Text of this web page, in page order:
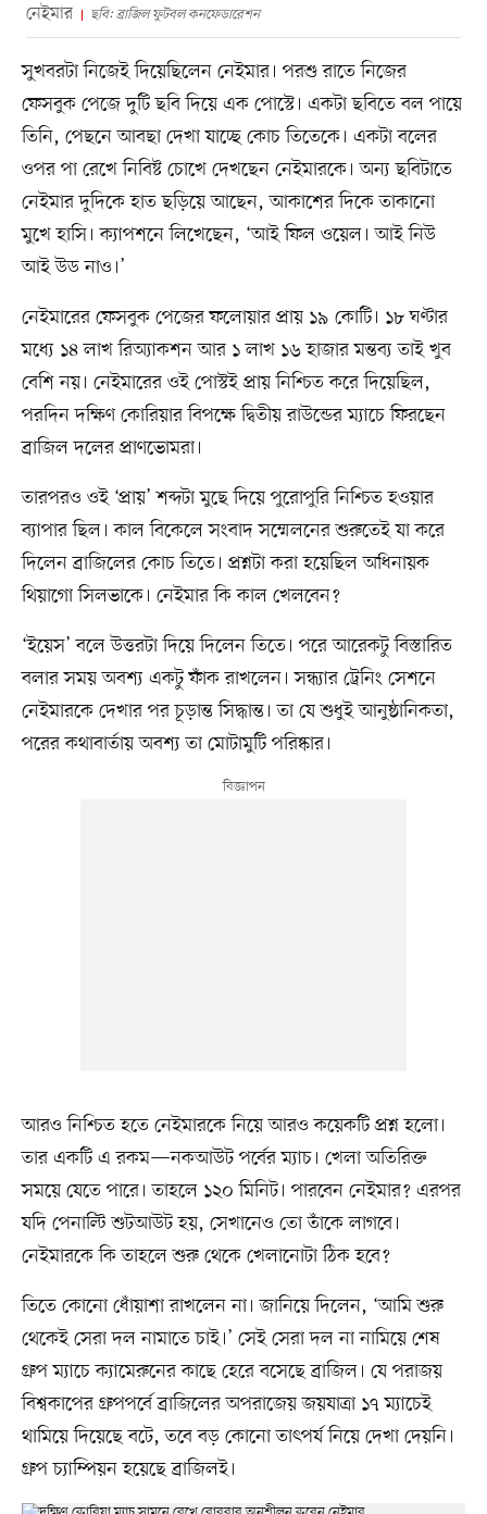
নেইমার ছবি: ব্রাজিল ফুটবল কনফেডারেশন
সুখবরটা নিজেই দিয়েছিলেন নেইমার। পরশু রাতে নিজের
ফেসবুক পেজে দুটি ছবি দিয়ে এক পোস্টে। একটা ছবিতে বল পায়ে
তিনি, পেছনে আবছা দেখা যাচ্ছে কোচ তিতেকে। একটা বলের
ওপর পা রেখে নিবিষ্ট চোখে দেখছেন নেইমারকে। অন্য ছবিটাতে
নেইমার দুদিকে হাত ছড়িয়ে আছেন, আকাশের দিকে তাকানো
মুখে হাসি। ক্যাপশনে লিখেছেন, ‘আই ফিল ওয়েল। আই নিউ
আই উড নাও।‌’
নেইমারের ফেসবুক পেজের ফলোয়ার প্রায় ১৯ কোটি। ১৮ ঘণ্টার
মধ্যে ১৪ লাখ রিঅ্যাকশন আর ১ লাখ ১৬ হাজার মন্তব্য তাই খুব
বেশি নয়। নেইমারের ওই পোস্টই প্রায় নিশ্চিত করে দিয়েছিল,
পরদিন দক্ষিণ কোরিয়ার বিপক্ষে দ্বিতীয় রাউন্ডের ম্যাচে ফিরছেন
ব্রাজিল দলের প্রাণভোমরা।
তারপরও ওই ‌‘প্রায়’ শব্দটা মুছে দিয়ে পুরোপুরি নিশ্চিত হওয়ার
ব্যাপার ছিল। কাল বিকেলে সংবাদ সম্মেলনের শুরুতেই যা করে
দিলেন ব্রাজিলের কোচ তিতে। প্রশ্নটা করা হয়েছিল অধিনায়ক
থিয়াগো সিলভাকে। নেইমার কি কাল খেলবেন?
‌‘ইয়েস’ বলে উত্তরটা দিয়ে দিলেন তিতে। পরে আরেকটু বিস্তারিত
বলার সময় অবশ্য একটু ফাঁক রাখলেন। সন্ধ্যার ট্রেনিং সেশনে
নেইমারকে দেখার পর চূড়ান্ত সিদ্ধান্ত। তা যে শুধুই আনুষ্ঠানিকতা,
পরের কথাবার্তায় অবশ্য তা মোটামুটি পরিষ্কার।
আরও নিশ্চিত হতে নেইমারকে নিয়ে আরও কয়েকটি প্রশ্ন হলো।
তার একটি এ রকম—নকআউট পর্বের ম্যাচ। খেলা অতিরিক্ত
সময়ে যেতে পারে। তাহলে ১২০ মিনিট। পারবেন নেইমার? এরপর
যদি পেনাল্টি শুটআউট হয়, সেখানেও তো তাঁকে লাগবে।
নেইমারকে কি তাহলে শুরু থেকে খেলানোটা ঠিক হবে?
তিতে কোনো ধোঁয়াশা রাখলেন না। জানিয়ে দিলেন, ‌‘আমি শুরু
থেকেই সেরা দল নামাতে চাই।’ সেই সেরা দল না নামিয়ে শেষ
গ্রুপ ম্যাচে ক্যামেরুনের কাছে হেরে বসেছে ব্রাজিল। যে পরাজয়
বিশ্বকাপের গ্রুপপর্বে ব্রাজিলের অপরাজেয় জয়যাত্রা ১৭ ম্যাচেই
থামিয়ে দিয়েছে বটে, তবে বড় কোনো তাৎপর্য নিয়ে দেখা দেয়নি।
গ্রুপ চ্যাম্পিয়ন হয়েছে ব্রাজিলই।